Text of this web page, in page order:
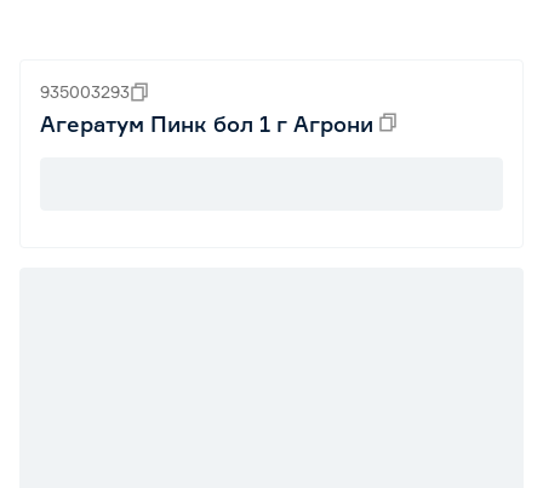
935003293
Агератум Пинк бол 1 г Агрони